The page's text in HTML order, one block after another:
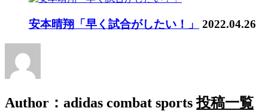
安本晴翔「早く試合がしたい！」 2022.04.26
Author：adidas combat sports投稿一覧